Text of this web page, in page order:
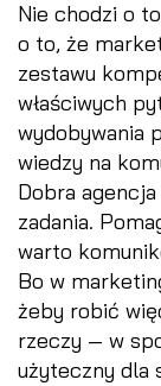
Nie chodzi o
o to, że
zestawu
właściwych
wydobywania
wiedzy na
Dobra
zadania.
warto
Bo w
żeby robić
rzeczy — w
użyteczny dla